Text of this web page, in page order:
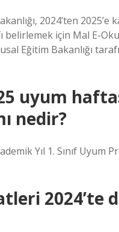
2024’ten 2025’e
belirlemek için Mal E-
Eğitim Bakanlığı
uyum
nedir?
Yıl 1. Sınıf Uyum
2024’te